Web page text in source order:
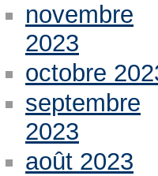
novembre
2023
octobre
septembre
2023
août 2023